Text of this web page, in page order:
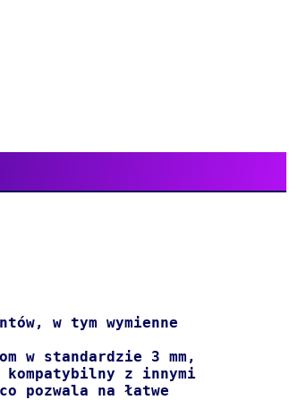
w tym wymienne
w standardzie 3 mm,
z innymi
pozwala na łatwe